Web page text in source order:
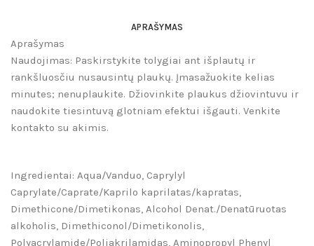
APRAŠYMAS
Aprašymas
Naudojimas: Paskirstykite tolygiai ant išplautų ir
rankšluosčiu nusausintų plaukų. Įmasažuokite kelias
minutes; nenuplaukite. Džiovinkite plaukus džiovintuvu ir
naudokite tiesintuvą glotniam efektui išgauti. Venkite
kontakto su akimis.
Ingredientai: Aqua/Vanduo, Caprylyl
Caprylate/Caprate/Kaprilo kaprilatas/kapratas,
Dimethicone/Dimetikonas, Alcohol Denat./Denatūruotas
alkoholis, Dimethiconol/Dimetikonolis,
Polyacrylamide/Poliakrilamidas, Aminopropyl Phenyl